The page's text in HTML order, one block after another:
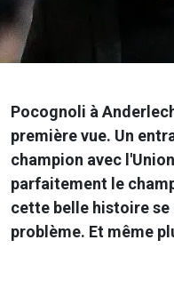
Pocognoli à
première vue. Un
champion avec
parfaitement le
cette belle histoire se
problème. Et même